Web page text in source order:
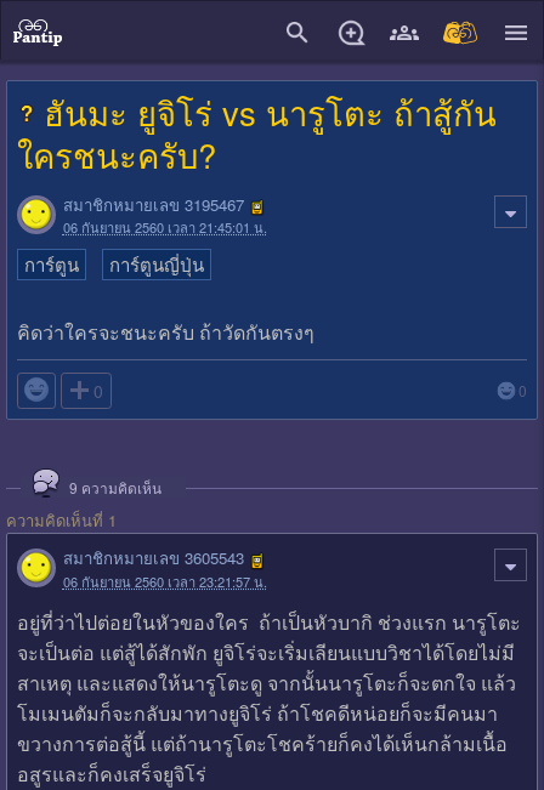
ฮันมะ ยูจิโร่ vs นารูโตะ ถ้าสู้กัน
ใครชนะครับ?
สมาชิกหมายเลข 3195467
06 กันยายน 2560 เวลา 21:45:01 น.
การ์ตูน การ์ตูนญี่ปุ่น
คิดว่าใครจะชนะครับ ถ้าวัดกันตรงๆ
 0 0
9 ความคิดเห็น
ความคิดเห็นที่ 1
สมาชิกหมายเลข 3605543
06 กันยายน 2560 เวลา 23:21:57 น.
อยู่ที่ว่าไปต่อยในหัวของใคร ถ้าเป็นหัวบากิ ช่วงแรก นารูโตะ
จะเป็นต่อ แต่สู้ได้สักพัก ยูจิโร่จะเริ่มเลียนแบบวิชาได้โดยไม่มี
สาเหตุ และแสดงให้นารูโตะดู จากนั้นนารูโตะก็จะตกใจ แล้ว
โมเมนตัมก็จะกลับมาทางยูจิโร่ ถ้าโชคดีหน่อยก็จะมีคนมา
ขวางการต่อสู้นี้ แต่ถ้านารูโตะโชคร้ายก็คงได้เห็นกล้ามเนื้อ
อสูรและก็คงเสร็จยูจิโร่
close